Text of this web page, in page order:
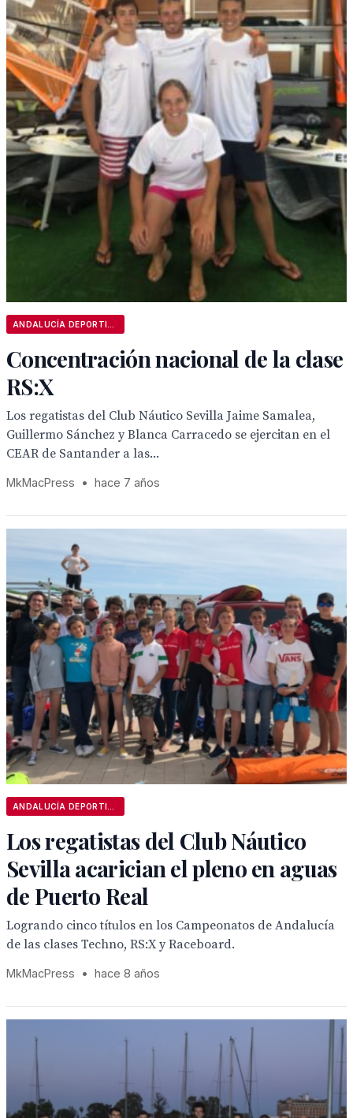
Concentración nacional de la clase
RS:X
Los regatistas del Club Náutico Sevilla Jaime Samalea,
Guillermo Sánchez y Blanca Carracedo se ejercitan en el
CEAR de Santander a las...
MkMacPress • hace 7 años
Los regatistas del Club Náutico
Sevilla acarician el pleno en aguas
de Puerto Real
Logrando cinco títulos en los Campeonatos de Andalucía
de las clases Techno, RS:X y Raceboard.
MkMacPress • hace 8 años